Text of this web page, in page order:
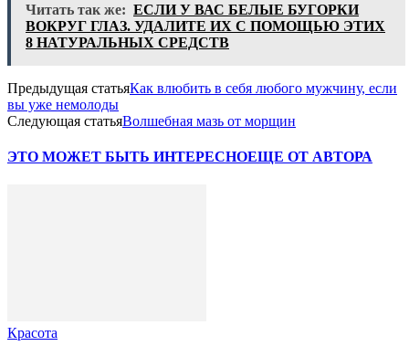
Читать так же: ЕСЛИ У ВАС БЕЛЫЕ БУГОРКИ
ВОКРУГ ГЛАЗ. УДАЛИТЕ ИХ С ПОМОЩЬЮ ЭТИХ
8 НАТУРАЛЬНЫХ СРЕДСТВ
Предыдущая статьяКак влюбить в себя любого мужчину, если
вы уже немолоды
Следующая статьяВолшебная мазь от морщин
ЭТО МОЖЕТ БЫТЬ ИНТЕРЕСНОЕЩЕ ОТ АВТОРА
Красота